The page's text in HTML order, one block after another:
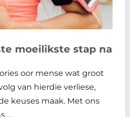
moeilikste stap na
oor mense wat groot
van hierdie verliese,
keuses maak. Met ons
...